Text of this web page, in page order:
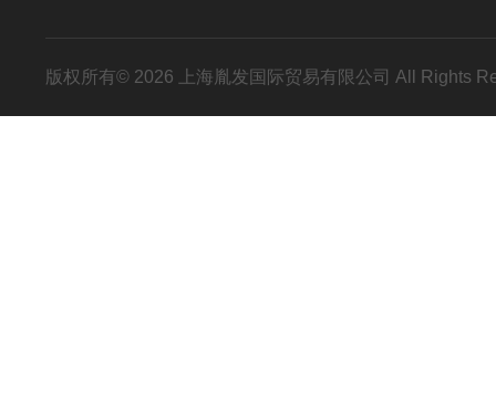
版权所有© 2026 上海胤发国际贸易有限公司 All Rights